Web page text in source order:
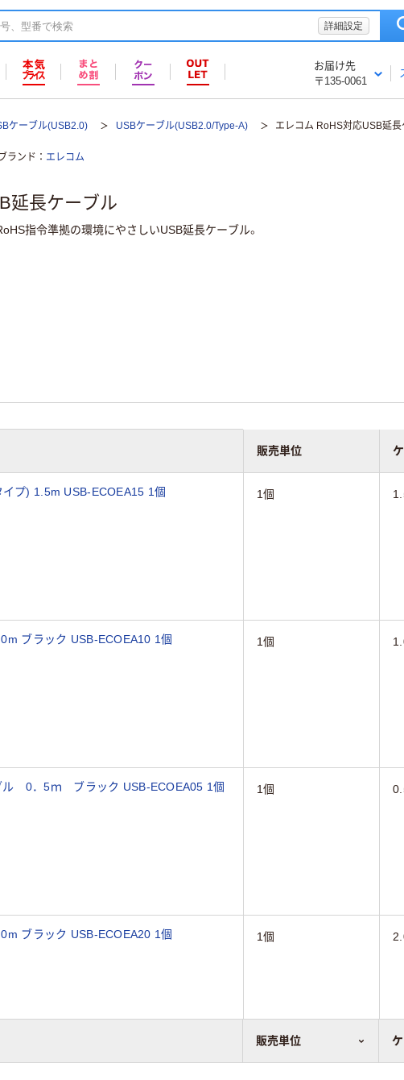
詳細設定
お届け先
〒135-0061
ケーブル(USB2.0) USBケーブル(USB2.0/Type-A) エレコム RoHS対応USB延長
ランド エレコム
延長ケーブル
指令準拠の環境にやさしいUSB延長ケーブル。
販売単位
販売単位
プ) 1.5m USB-ECOEA15 1個
1個
ブラック USB-ECOEA10 1個
1個
ル 0．5ｍ ブラック USB-ECOEA05 1個
1個
ブラック USB-ECOEA20 1個
1個